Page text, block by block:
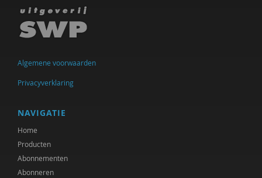
Algemene voorwaarden
Privacyverklaring
NAVIGATIE
Home
Producten
Abonnementen
Abonneren